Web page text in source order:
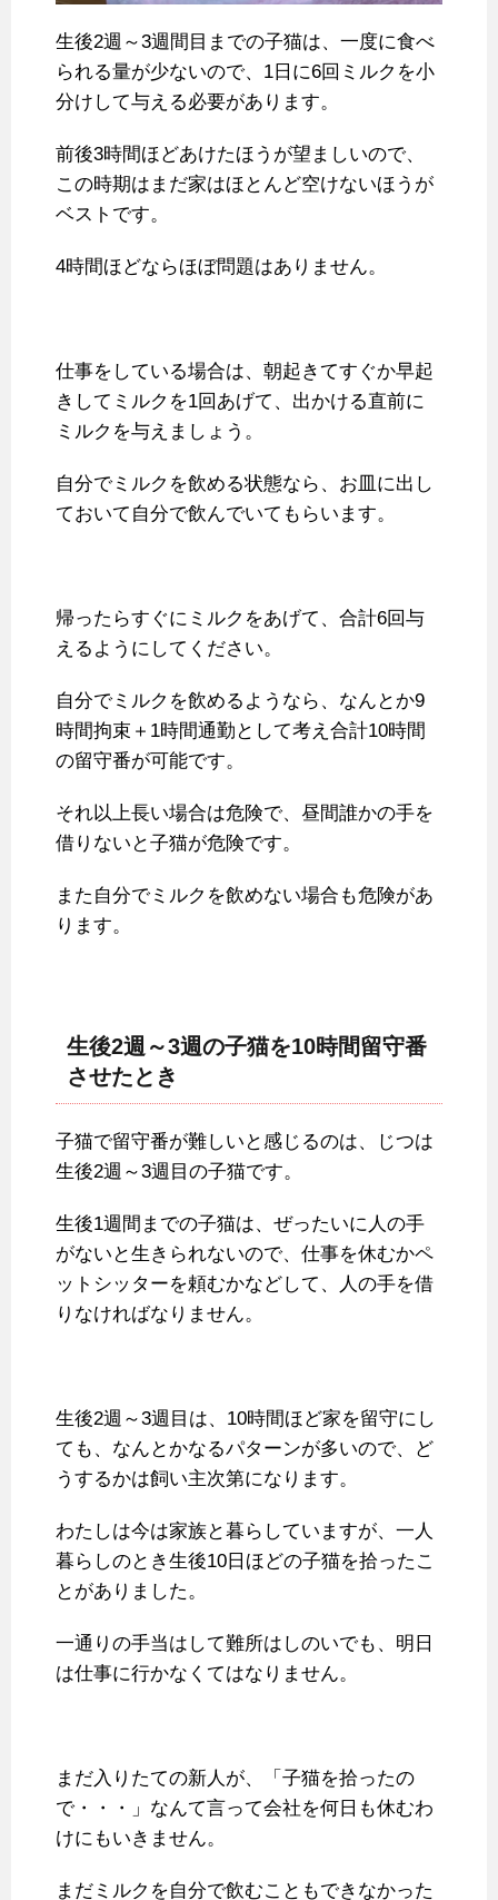
生後2週～3週間目までの子猫は、一度に食べ
られる量が少ないので、1日に6回ミルクを小
分けして与える必要があります。
前後3時間ほどあけたほうが望ましいので、
この時期はまだ家はほとんど空けないほうが
ベストです。
4時間ほどならほぼ問題はありません。
仕事をしている場合は、朝起きてすぐか早起
きしてミルクを1回あげて、出かける直前に
ミルクを与えましょう。
自分でミルクを飲める状態なら、お皿に出し
ておいて自分で飲んでいてもらいます。
帰ったらすぐにミルクをあげて、合計6回与
えるようにしてください。
自分でミルクを飲めるようなら、なんとか9
時間拘束＋1時間通勤として考え合計10時間
の留守番が可能です。
それ以上長い場合は危険で、昼間誰かの手を
借りないと子猫が危険です。
また自分でミルクを飲めない場合も危険があ
ります。
生後2週～3週の子猫を10時間留守番
させたとき
子猫で留守番が難しいと感じるのは、じつは
生後2週～3週目の子猫です。
生後1週間までの子猫は、ぜったいに人の手
がないと生きられないので、仕事を休むかペ
ットシッターを頼むかなどして、人の手を借
りなければなりません。
生後2週～3週目は、10時間ほど家を留守にし
ても、なんとかなるパターンが多いので、ど
うするかは飼い主次第になります。
わたしは今は家族と暮らしていますが、一人
暮らしのとき生後10日ほどの子猫を拾ったこ
とがありました。
一通りの手当はして難所はしのいでも、明日
は仕事に行かなくてはなりません。
まだ入りたての新人が、「子猫を拾ったの
で・・・」なんて言って会社を何日も休むわ
けにもいきません。
まだミルクを自分で飲むこともできなかった